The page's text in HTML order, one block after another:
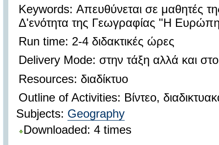
Keywords: Απευθύνεται σε μαθητές
Δ'ενότητα της Γεωγραφίας "Η
Run time: 2-4 διδακτικές ώρες
Delivery Mode: στην τάξη αλλά και στο
Resources: διαδίκτυο
Outline of Activities: Βίντεο,
Subjects: Geography
Downloaded: 4 times